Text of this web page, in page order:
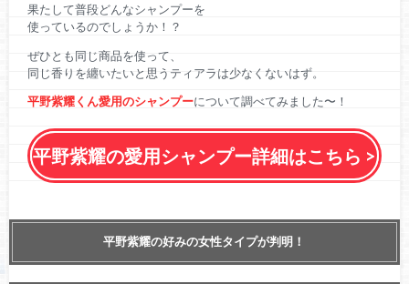
果たして普段どんなシャンプーを
使っているのでしょうか！？
ぜひとも同じ商品を使って、
同じ香りを纏いたいと思うティアラは少なくないはず。
平野紫耀くん愛用のシャンプーについて調べてみました〜！
平野紫耀の愛用シャンプー詳細はこちら >
平野紫耀の好みの女性タイプが判明！